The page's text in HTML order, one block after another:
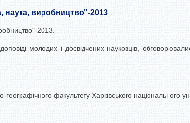
наука, виробництво"-2013
2013.
молодих і досвідчених науковців,
географічного факультету Харківського національного